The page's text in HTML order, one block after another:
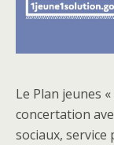
Le Plan jeunes
concertation
sociaux, service